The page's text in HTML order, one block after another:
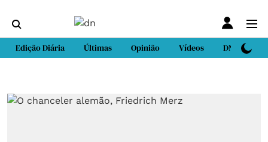
Edição Diária Últimas Opinião Vídeos DN Sport